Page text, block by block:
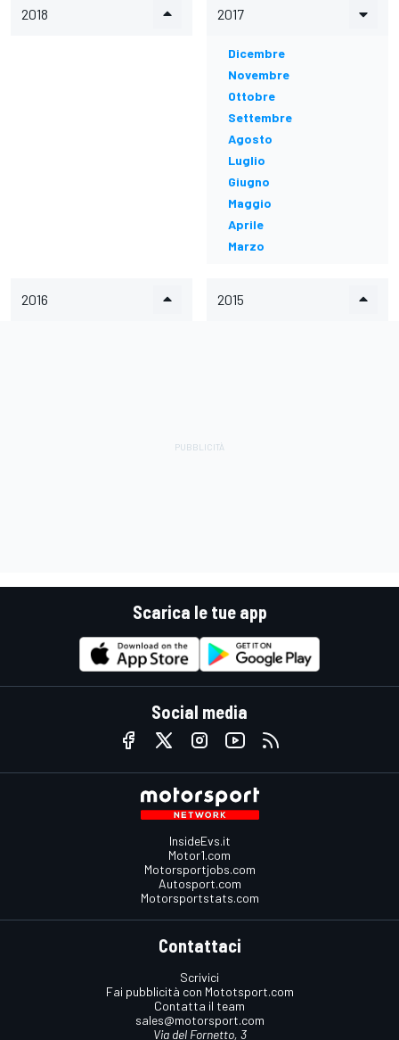
2018 2017
Dicembre
Novembre
Ottobre
Settembre
Agosto
Luglio
Giugno
Maggio
Aprile
Marzo
2016 2015
Scarica le tue app
Social media
InsideEvs.it
Motor1.com
Motorsportjobs.com
Autosport.com
Motorsportstats.com
Contattaci
Scrivici
Fai pubblicità con Mototsport.com
Contatta il team
sales@motorsport.com
Via del Fornetto, 3